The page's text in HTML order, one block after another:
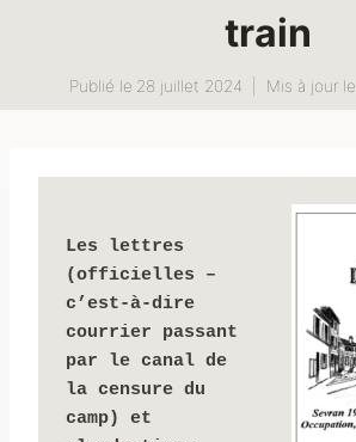
train
Publié le 28 juillet 2024 Mis à jour le
Les lettres
(officielles –
c’est-à-dire
courrier passant
par le canal de
la censure du
camp) et